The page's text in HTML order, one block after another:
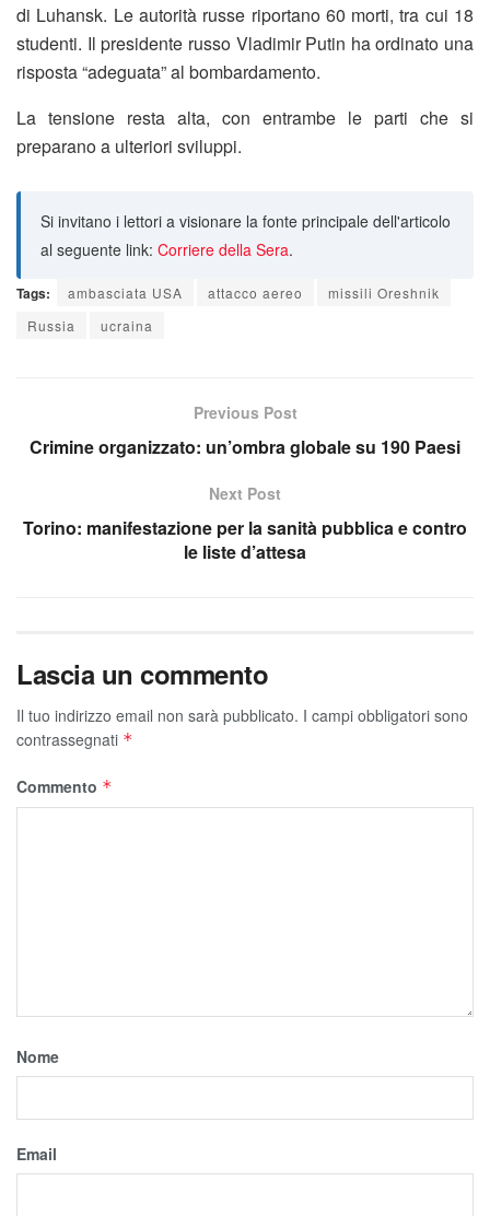
di Luhansk. Le autorità russe riportano 60 morti, tra cui 18
studenti. Il presidente russo Vladimir Putin ha ordinato una
risposta “adeguata” al bombardamento.
La tensione resta alta, con entrambe le parti che si
preparano a ulteriori sviluppi.
Si invitano i lettori a visionare la fonte principale dell'articolo
al seguente link: Corriere della Sera.
Tags: ambasciata USA attacco aereo
missili Oreshnik
Russia
ucraina
Previous Post
Crimine organizzato: un’ombra globale su 190 Paesi
Next Post
Torino: manifestazione per la sanità pubblica e contro
le liste d’attesa
Lascia un commento
Il tuo indirizzo email non sarà pubblicato. I campi obbligatori sono
contrassegnati *
Commento *
Nome
Email